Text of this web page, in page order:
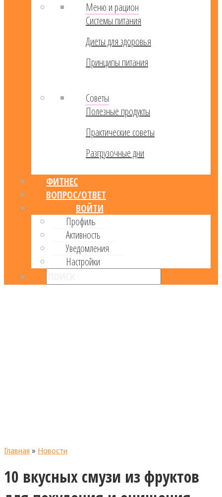
Меню и рацион
Системы питания
Диеты для здоровья
Принципы питания
Советы
Полезные продукты
Практические советы
Разгрузочные дни
ФИТНЕС
ВОПРОС/ОТВЕТ
ВОЙТИ
Профиль
Активность
Уведомления
Настройки
Главная » Новости
10 вкусных смузи из фруктов